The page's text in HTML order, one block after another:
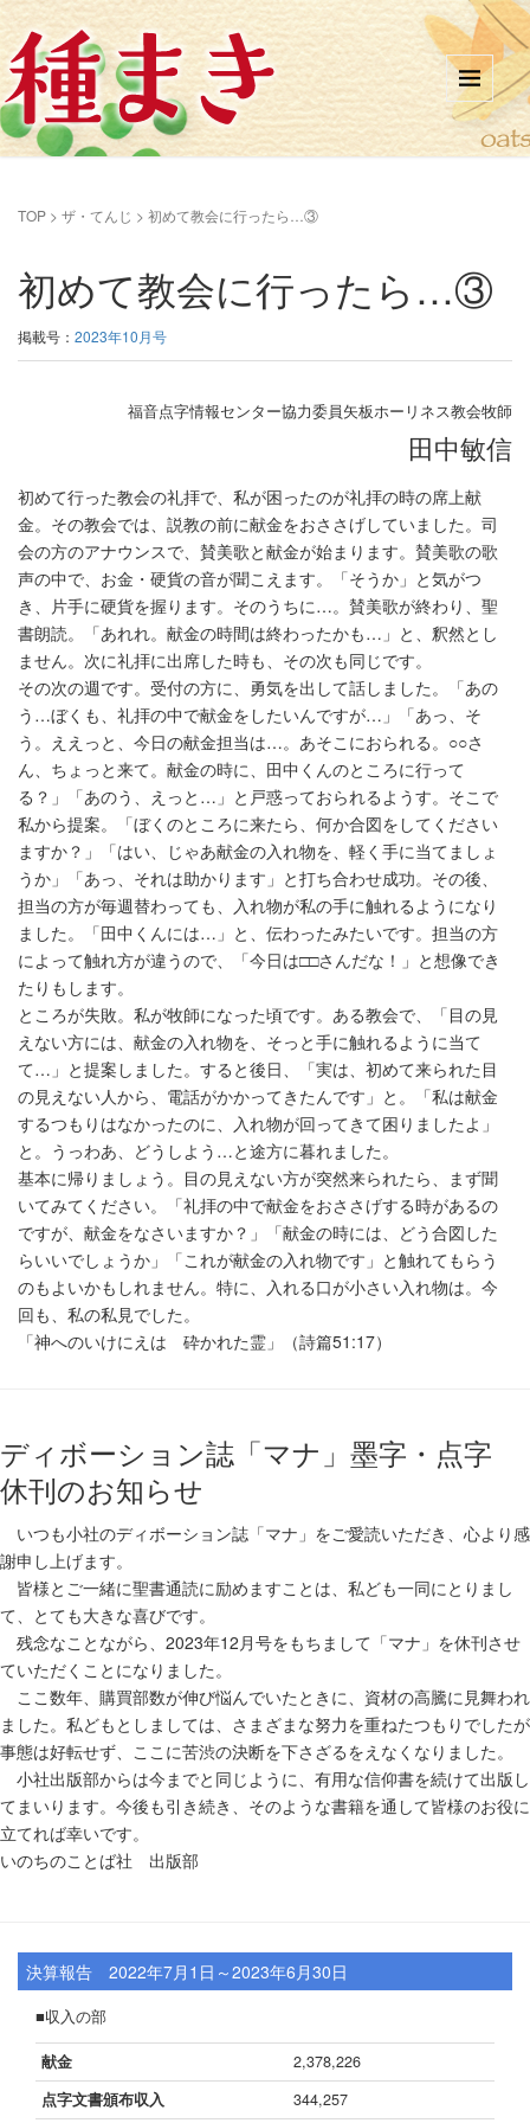
TOP > ザ・てんじ > 初めて教会に行ったら…③
初めて教会に行ったら…③
掲載号： 2023年10月号
福音点字情報センター協力委員矢板ホーリネス教会牧師
田中敏信
初めて行った教会の礼拝で、私が困ったのが礼拝の時の席上献
金。その教会では、説教の前に献金をおささげしていました。司
会の方のアナウンスで、賛美歌と献金が始まります。賛美歌の歌
声の中で、お金・硬貨の音が聞こえます。「そうか」と気がつ
き、片手に硬貨を握ります。そのうちに…。賛美歌が終わり、聖
書朗読。「あれれ。献金の時間は終わったかも…」と、釈然とし
ません。次に礼拝に出席した時も、その次も同じです。
その次の週です。受付の方に、勇気を出して話しました。「あの
う…ぼくも、礼拝の中で献金をしたいんですが…」「あっ、そ
う。ええっと、今日の献金担当は…。あそこにおられる。○○さ
ん、ちょっと来て。献金の時に、田中くんのところに行って
る？」「あのう、えっと…」と戸惑っておられるようす。そこで
私から提案。「ぼくのところに来たら、何か合図をしてください
ますか？」「はい、じゃあ献金の入れ物を、軽く手に当てましょ
うか」「あっ、それは助かります」と打ち合わせ成功。その後、
担当の方が毎週替わっても、入れ物が私の手に触れるようになり
ました。「田中くんには…」と、伝わったみたいです。担当の方
によって触れ方が違うので、「今日は□□さんだな！」と想像でき
たりもします。
ところが失敗。私が牧師になった頃です。ある教会で、「目の見
えない方には、献金の入れ物を、そっと手に触れるように当て
て…」と提案しました。すると後日、「実は、初めて来られた目
の見えない人から、電話がかかってきたんです」と。「私は献金
するつもりはなかったのに、入れ物が回ってきて困りましたよ」
と。うっわあ、どうしよう…と途方に暮れました。
基本に帰りましょう。目の見えない方が突然来られたら、まず聞
いてみてください。「礼拝の中で献金をおささげする時があるの
ですが、献金をなさいますか？」「献金の時には、どう合図した
らいいでしょうか」「これが献金の入れ物です」と触れてもらう
のもよいかもしれません。特に、入れる口が小さい入れ物は。今
回も、私の私見でした。
「神へのいけにえは 砕かれた霊」（詩篇51:17）
ディボーション誌「マナ」墨字・点字
休刊のお知らせ
いつも小社のディボーション誌「マナ」をご愛読いただき、心より感
謝申し上げます。
皆様とご一緒に聖書通読に励めますことは、私ども一同にとりまし
て、とても大きな喜びです。
残念なことながら、2023年12月号をもちまして「マナ」を休刊させ
ていただくことになりました。
ここ数年、購買部数が伸び悩んでいたときに、資材の高騰に見舞われ
ました。私どもとしましては、さまざまな努力を重ねたつもりでしたが
事態は好転せず、ここに苦渋の決断を下さざるをえなくなりました。
小社出版部からは今までと同じように、有用な信仰書を続けて出版し
てまいります。今後も引き続き、そのような書籍を通して皆様のお役に
立てれば幸いです。
いのちのことば社 出版部
決算報告 2022年7月1日～2023年6月30日
■収入の部
献金
2,378,226
点字文書頒布収入
344,257